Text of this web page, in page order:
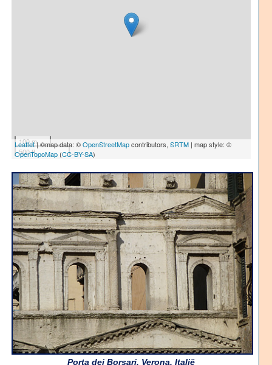
100 m
500 ft
Leaflet| ©map data: ©OpenStreetMapcontributors, SRTM | map style: ©
OpenTopoMap (CC-BY-SA)
Porta dei Borsari, Verona, Italië